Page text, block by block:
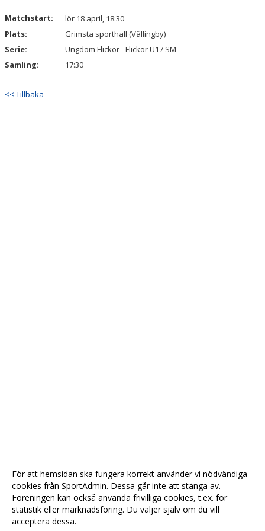
Matchstart:
lör 18 april, 18:30
Plats:
Grimsta sporthall (Vällingby)
Serie:
Ungdom Flickor - Flickor U17 SM
Samling:
17:30
<< Tillbaka
För att hemsidan ska fungera korrekt använder vi nödvändiga
cookies från SportAdmin. Dessa går inte att stänga av.
Föreningen kan också använda frivilliga cookies, t.ex. för
statistik eller marknadsföring. Du väljer själv om du vill
acceptera dessa.